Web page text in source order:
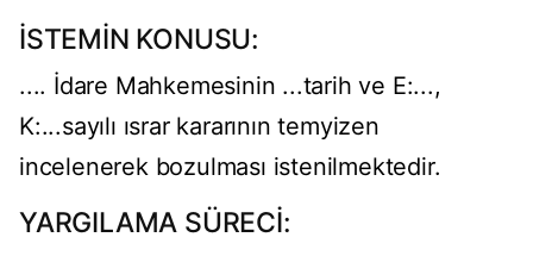
İSTEMİN KONUSU:
.... İdare Mahkemesinin ...tarih ve E:...,
K:...sayılı ısrar kararının temyizen
incelenerek bozulması istenilmektedir.
YARGILAMA SÜRECİ: